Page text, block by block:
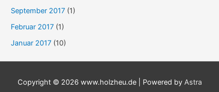
September 2017 (1)
Februar 2017 (1)
Januar 2017 (10)
Copyright © 2026 www.holzheu.de| Powered by Astra